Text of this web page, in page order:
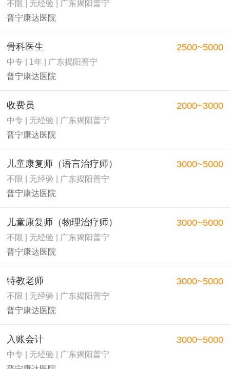
不限 | 无经验 | 广东揭阳普宁
普宁康达医院
骨科医生
中专 | 1年 | 广东揭阳普宁
普宁康达医院
2500~5000
收费员
中专 | 无经验 | 广东揭阳普宁
普宁康达医院
2000~3000
儿童康复师（语言治疗师）
不限 | 无经验 | 广东揭阳普宁
普宁康达医院
3000~5000
儿童康复师（物理治疗师）
不限 | 无经验 | 广东揭阳普宁
普宁康达医院
3000~5000
特教老师
不限 | 无经验 | 广东揭阳普宁
普宁康达医院
3000~5000
入账会计
中专 | 无经验 | 广东揭阳普宁
3000~5000